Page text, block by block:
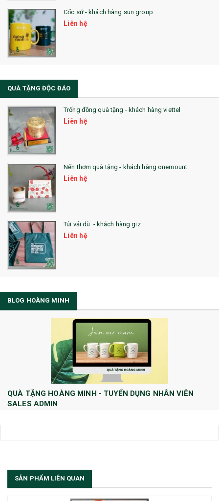
Cốc sứ - khách hàng sun group
Liên hệ
QUÀ TẶNG ĐỘC ĐÁO
Trống đồng quà tặng - khách hàng viettel
Liên hệ
Nến thơm quà tặng - khách hàng onemount
Liên hệ
Túi vải dù - khách hàng giz
Liên hệ
BLOG HOÀNG MINH
QUÀ TẶNG HOÀNG MINH - TUYỂN DỤNG NHÂN VIÊN
SALES ADMIN
SẢN PHẨM LIÊN QUAN